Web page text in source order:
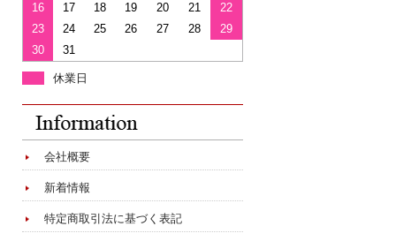
16
17 18 19 20 21
22
23
24 25 26 27 28
29
30
31
休業日
会社概要
新着情報
特定商取引法に基づく表記